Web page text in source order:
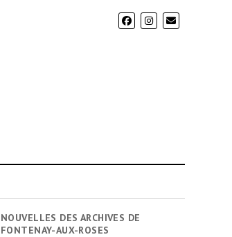
NOUVELLES DES ARCHIVES DE
FONTENAY-AUX-ROSES